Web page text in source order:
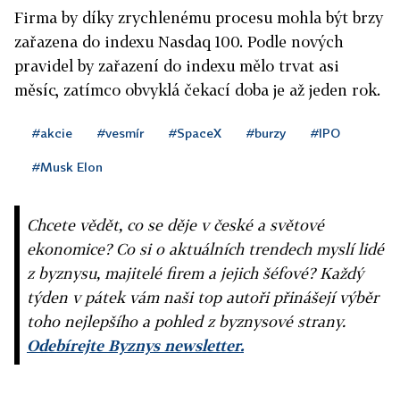
Firma by díky zrychlenému procesu mohla být brzy
zařazena do indexu Nasdaq 100. Podle nových
pravidel by zařazení do indexu mělo trvat asi
měsíc, zatímco obvyklá čekací doba je až jeden rok.
#akcie #vesmír #SpaceX #burzy #IPO
#Musk Elon
Chcete vědět, co se děje v české a světové
ekonomice? Co si o aktuálních trendech myslí lidé
z byznysu, majitelé firem a jejich šéfové? Každý
týden v pátek vám naši top autoři přinášejí výběr
toho nejlepšího a pohled z byznysové strany.
Odebírejte Byznys newsletter.